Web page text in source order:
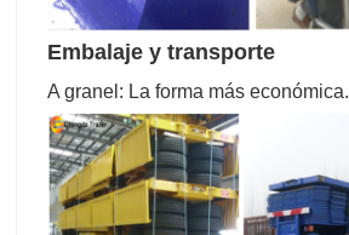
Embalaje y transporte
A granel: La forma más económica.